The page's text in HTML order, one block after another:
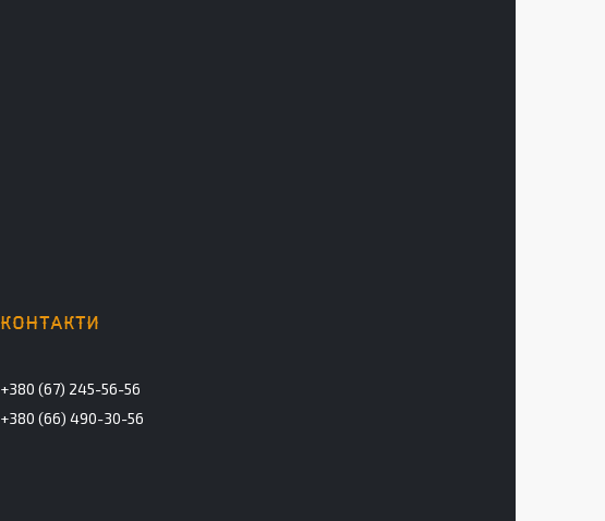
+380 (67) 245-56-56
+380 (66) 490-30-56